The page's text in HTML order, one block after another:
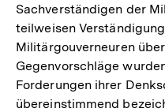
Sachverständigen der
teilweisen
Militärgouverneuren
Gegenvorschläge
Forderungen ihrer
übereinstimmend